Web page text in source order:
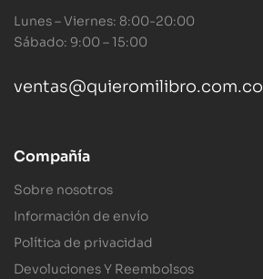
Lunes – Viernes: 8:00-20:00
Sábado: 9:00 – 15:00
ventas@quieromilibro.com.co
Compañía
Sobre nosotros
Información de envío
Política de privacidad
Devoluciones Y Reembolsos